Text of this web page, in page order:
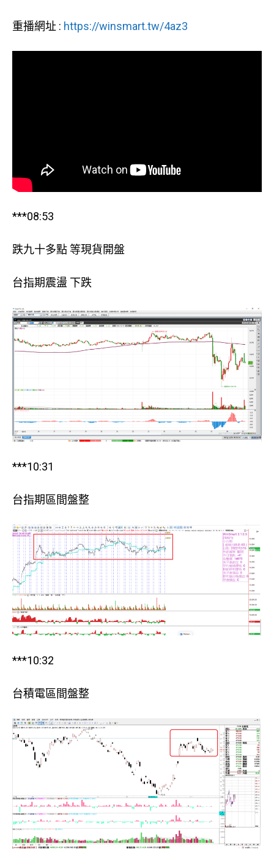
重播網址 : https://winsmart.tw/4az3
***08:53
跌九十多點 等現貨開盤
台指期震盪 下跌
***10:31
台指期區間盤整
***10:32
台積電區間盤整